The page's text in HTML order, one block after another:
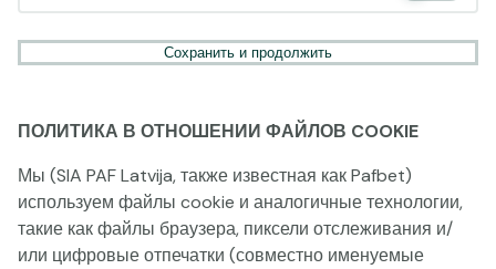
Эта игра недоступна как демо-версия.
Пожалуйста, авторизуйся, чтобы играть в
эту игру на реальные деньги.
Сохранить и продолжить
ПОЛИТИКА В ОТНОШЕНИИ ФАЙЛОВ COOKIE
Мы (SIA PAF Latvija, также известная как Pafbet)
используем файлы cookie и аналогичные технологии,
такие как файлы браузера, пиксели отслеживания и/
или цифровые отпечатки (совместно именуемые